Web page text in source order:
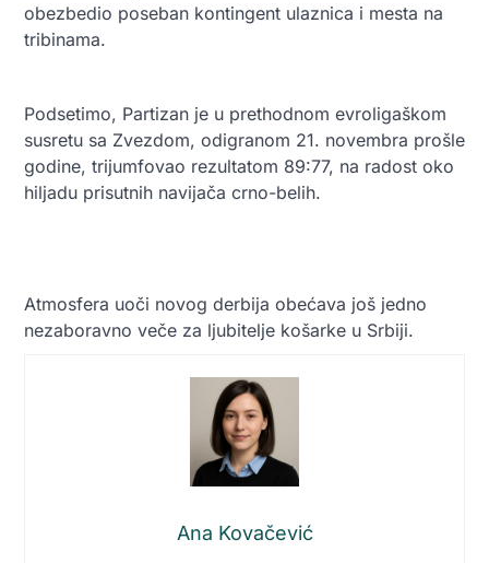
obezbedio poseban kontingent ulaznica i mesta na
tribinama.
Podsetimo, Partizan je u prethodnom evroligaškom
susretu sa Zvezdom, odigranom 21. novembra prošle
godine, trijumfovao rezultatom 89:77, na radost oko
hiljadu prisutnih navijača crno-belih.
Atmosfera uoči novog derbija obećava još jedno
nezaboravno veče za ljubitelje košarke u Srbiji.
Ana Kovačević